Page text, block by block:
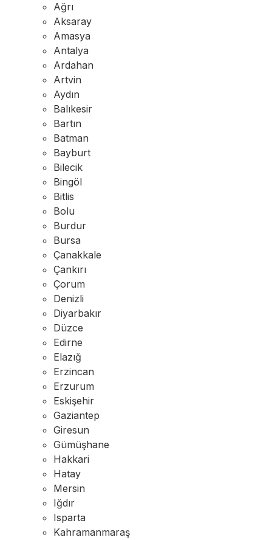
Ağrı
Aksaray
Amasya
Antalya
Ardahan
Artvin
Aydın
Balıkesir
Bartın
Batman
Bayburt
Bilecik
Bingöl
Bitlis
Bolu
Burdur
Bursa
Çanakkale
Çankırı
Çorum
Denizli
Diyarbakır
Düzce
Edirne
Elazığ
Erzincan
Erzurum
Eskişehir
Gaziantep
Giresun
Gümüşhane
Hakkari
Hatay
Mersin
Iğdır
Isparta
Kahramanmaraş